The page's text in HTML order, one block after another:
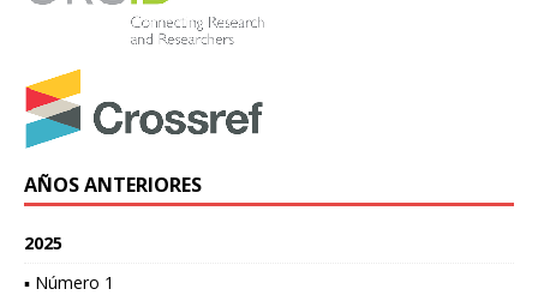
AÑOS ANTERIORES
2025
▪ Número 1